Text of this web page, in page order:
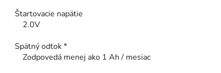
Štartovacie napätie
2.0V
Spätný odtok *
Zodpovedá menej ako 1 Ah / mesiac